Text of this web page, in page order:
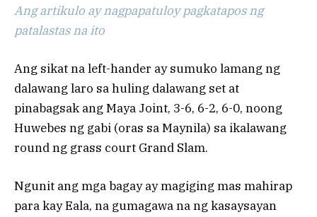
Ang artikulo ay nagpapatuloy pagkatapos ng
patalastas na ito
Ang sikat na left-hander ay sumuko lamang ng
dalawang laro sa huling dalawang set at
pinabagsak ang Maya Joint, 3-6, 6-2, 6-0, noong
Huwebes ng gabi (oras sa Maynila) sa ikalawang
round ng grass court Grand Slam.
Ngunit ang mga bagay ay magiging mas mahirap
para kay Eala, na gumagawa na ng kasaysayan